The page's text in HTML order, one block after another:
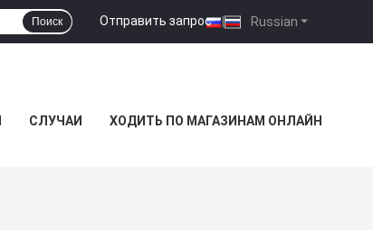
Russian
Отправить запрос |
Поиск
СЛУЧАИ ХОДИТЬ ПО МАГАЗИНАМ ОНЛАЙН